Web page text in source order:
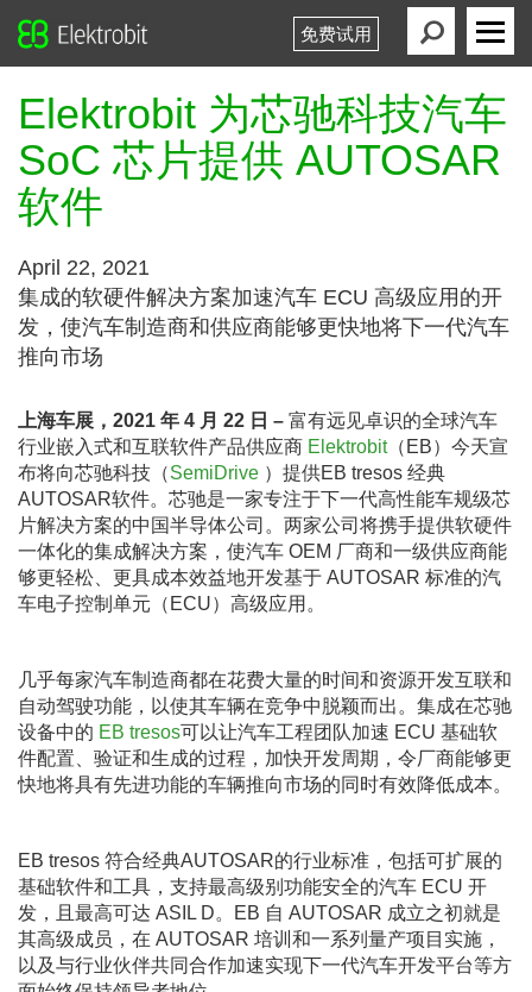
免费试用
Elektrobit
Primary
Menu
Elektrobit 为芯驰科技汽车
SoC 芯片提供 AUTOSAR
软件
April 22, 2021
集成的软硬件解决方案加速汽车 ECU 高级应用的开
发，使汽车制造商和供应商能够更快地将下一代汽车
推向市场
上海车展， 2021 年 4 月 22 日 – 富有远见卓识的全球汽车
行业嵌入式和互联软件产品供应商 Elektrobit（EB）今天宣
布将向芯驰科技（SemiDrive ）提供EB tresos 经典
AUTOSAR软件。芯驰是一家专注于下一代高性能车规级芯
片解决方案的中国半导体公司。两家公司将携手提供软硬件
一体化的集成解决方案，使汽车 OEM 厂商和一级供应商能
够更轻松、更具成本效益地开发基于 AUTOSAR 标准的汽
车电子控制单元（ECU）高级应用。
几乎每家汽车制造商都在花费大量的时间和资源开发互联和
自动驾驶功能，以使其车辆在竞争中脱颖而出。集成在芯驰
设备中的 EB tresos可以让汽车工程团队加速 ECU 基础软
件配置、验证和生成的过程，加快开发周期，令厂商能够更
快地将具有先进功能的车辆推向市场的同时有效降低成本。
EB tresos 符合经典AUTOSAR的行业标准，包括可扩展的
基础软件和工具，支持最高级别功能安全的汽车 ECU 开
发，且最高可达 ASIL D。EB 自 AUTOSAR 成立之初就是
其高级成员，在 AUTOSAR 培训和一系列量产项目实施，
以及与行业伙伴共同合作加速实现下一代汽车开发平台等方